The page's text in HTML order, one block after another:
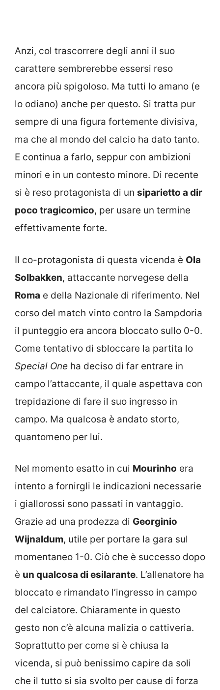
Anzi, col trascorrere degli anni il suo
carattere sembrerebbe essersi reso
ancora più spigoloso. Ma tutti lo amano (e
lo odiano) anche per questo. Si tratta pur
sempre di una figura fortemente divisiva,
ma che al mondo del calcio ha dato tanto.
E continua a farlo, seppur con ambizioni
minori e in un contesto minore. Di recente
si è reso protagonista di un siparietto a dir
poco tragicomico, per usare un termine
effettivamente forte.
Il co-protagonista di questa vicenda è Ola
Solbakken, attaccante norvegese della
Roma e della Nazionale di riferimento. Nel
corso del match vinto contro la Sampdoria
il punteggio era ancora bloccato sullo 0-0.
Come tentativo di sbloccare la partita lo
Special One ha deciso di far entrare in
campo l’attaccante, il quale aspettava con
trepidazione di fare il suo ingresso in
campo. Ma qualcosa è andato storto,
quantomeno per lui.
Nel momento esatto in cui Mourinho era
intento a fornirgli le indicazioni necessarie
i giallorossi sono passati in vantaggio.
Grazie ad una prodezza di Georginio
Wijnaldum, utile per portare la gara sul
momentaneo 1-0. Ciò che è successo dopo
è un qualcosa di esilarante. L’allenatore ha
bloccato e rimandato l’ingresso in campo
del calciatore. Chiaramente in questo
gesto non c’è alcuna malizia o cattiveria.
Soprattutto per come si è chiusa la
vicenda, si può benissimo capire da soli
che il tutto si sia svolto per cause di forza